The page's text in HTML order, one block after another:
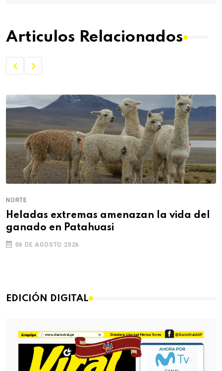
Articulos Relacionados
NORTE
Heladas extremas amenazan la vida del
ganado en Patahuasi
06 DE AGOSTO 2026
EDICIÓN DIGITAL